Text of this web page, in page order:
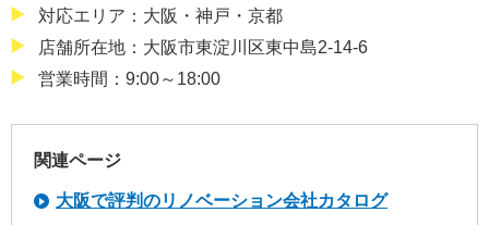
対応エリア：大阪・神戸・京都
店舗所在地：大阪市東淀川区東中島2-14-6
営業時間：9:00～18:00
関連ページ
大阪で評判のリノベーション会社カタログ